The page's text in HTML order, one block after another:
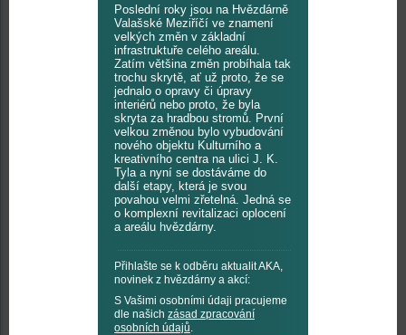
Poslední roky jsou na Hvězdárně
Valašské Meziříčí ve znamení
velkých změn v základní
infrastruktuře celého areálu.
Zatím většina změn probíhala tak
trochu skrytě, ať už proto, že se
jednalo o opravy či úpravy
interiérů nebo proto, že byla
skryta za hradbou stromů. První
velkou změnou bylo vybudování
nového objektu Kulturního a
kreativního centra na ulici J. K.
Tyla a nyní se dostáváme do
další etapy, která je svou
povahou velmi zřetelná. Jedná se
o komplexní revitalizaci oplocení
a areálu hvězdárny.
Přihlašte se k odběru aktualit AKA,
novinek z hvězdárny a akcí:
S Vašimi osobními údaji pracujeme
dle našich zásad zpracování
osobních údajů.